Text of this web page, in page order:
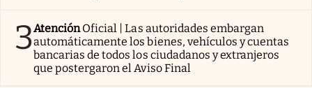
3AtenciónOficial | Las autoridades embargan
automáticamente los bienes, vehículos y cuentas
bancarias de todos los ciudadanos y extranjeros
que postergaron el Aviso Final